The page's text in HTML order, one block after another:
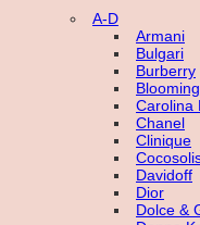
A-D
Armani
Bulgari
Burberry
Carolina
Chanel
Clinique
Davidoff
Dior
Dolce &